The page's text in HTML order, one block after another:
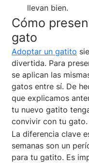
llevan bien.
Cómo
gato
Adoptar un gatito
divertida. Para
se aplican las
gatos entre sí. De
que explicamos
tu nuevo gatito
convivir con tu gato.
La diferencia clave
semanas son un
para tu gatito. Es